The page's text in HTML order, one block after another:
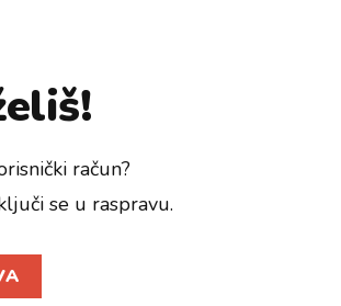
račun?
se u raspravu.